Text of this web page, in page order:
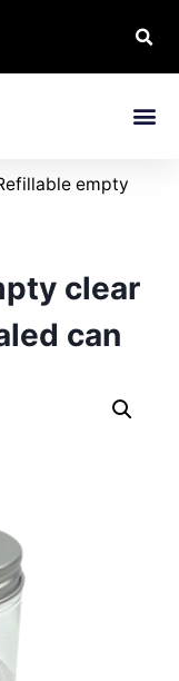
empty
clear
can